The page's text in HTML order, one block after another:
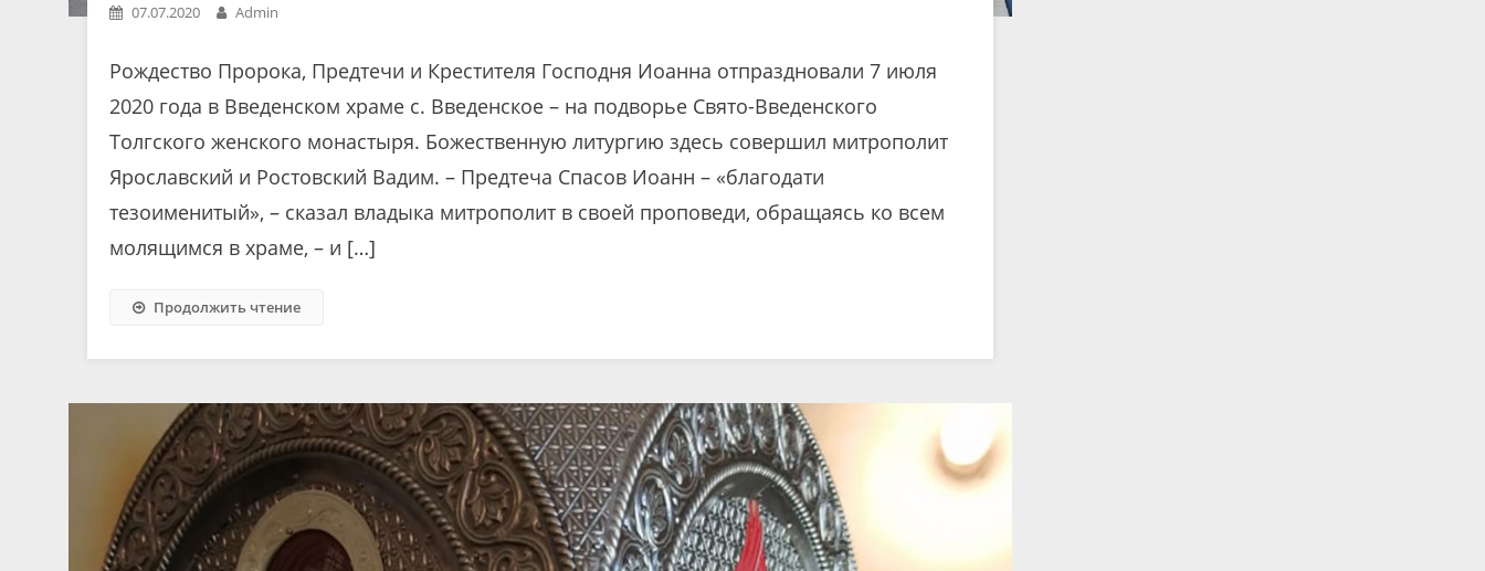
07.07.2020 Admin
Рождество Пророка, Предтечи и Крестителя Господня Иоанна отпраздновали 7 июля
2020 года в Введенском храме с. Введенское – на подворье Свято-Введенского
Толгского женского монастыря. Божественную литургию здесь совершил митрополит
Ярославский и Ростовский Вадим. – Предтеча Спасов Иоанн – «благодати
тезоименитый», – сказал владыка митрополит в своей проповеди, обращаясь ко всем
молящимся в храме, – и […]
Продолжить чтение